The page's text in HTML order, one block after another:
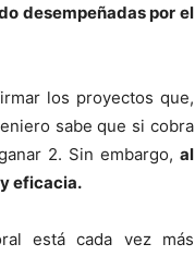
desempeñadas por el
los proyectos que,
sabe que si cobra
2. Sin embargo, al
eficacia.
está cada vez más